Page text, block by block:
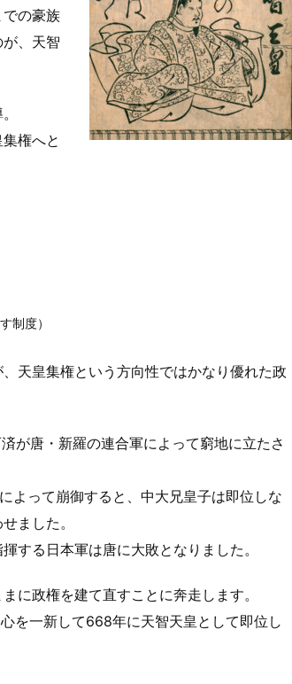
の豪族
、天智
権へと
制度）
天皇集権という方向性ではかなり優れた政
が唐・新羅の連合軍によって窮地に立たさ
よって崩御すると、中大兄皇子は即位しな
ました。
する日本軍は唐に大敗となりました。
に政権を建て直すことに奔走します。
を一新して668年に天智天皇として即位し